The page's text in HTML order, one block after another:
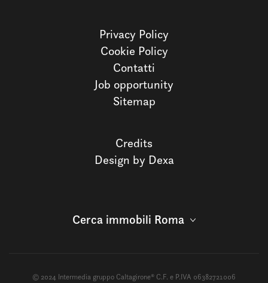
Privacy Policy
Cookie Policy
Contatti
Job opportunity
Sitemap
Credits
Design by Dexa
Cerca immobili Roma
© 2024 Intermedia gruppo Caltagirone® C.F. e P.IVA 06382721006